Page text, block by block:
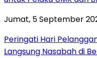
Jumat, 5 September
Peringati Hari
Langsung Nasabah di